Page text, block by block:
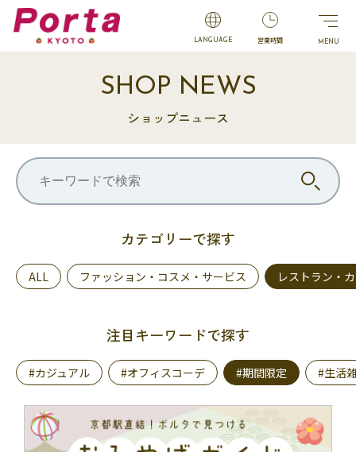
LANGUAGE 営業時間
SHOP NEWS
ショップニュース
カテゴリーで探す
ALL ファッション・コスメ・サービス レストラン・
注目キーワードで探す
#カジュアル #オフィスコーデ #期間限定 #生活